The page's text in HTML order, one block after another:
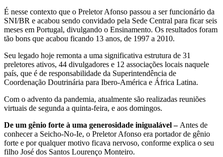
É nesse contexto que o Preletor Afonso passou a ser funcionário da
SNI/BR e acabou sendo convidado pela Sede Central para ficar seis
meses em Portugal, divulgando o Ensinamento. Os resultados foram
tão bons que acabou ficando 13 anos, de 1997 a 2010.
Seu legado hoje remonta a uma significativa estrutura de 31
preletores ativos, 44 divulgadores e 12 associações locais naquele
país, que é de responsabilidade da Superintendência de
Coordenação Doutrinária para Ibero-América e África Latina.
Com o advento da pandemia, atualmente são realizadas reuniões
virtuais de segunda a quinta-feira, e aos domingos.
De um gênio forte à uma generosidade inigualável – Antes de
conhecer a Seicho-No-Ie, o Preletor Afonso era portador de gênio
forte e por qualquer motivo ficava nervoso, conforme explica o seu
filho José dos Santos Lourenço Monteiro.